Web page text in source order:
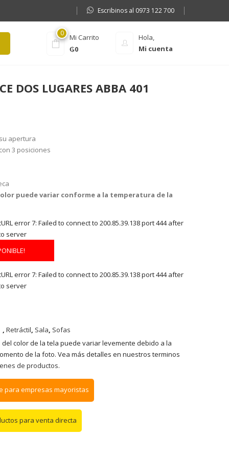
Escribinos al 0973 122 700
Hola,
Mi cuenta
0
Mi Carrito
₲0
DOS LUGARES ABBA 401
apertura
3 posiciones
puede variar conforme a la temperatura de la
error 7: Failed to connect to 200.85.39.138 port 444 after
server
error 7: Failed to connect to 200.85.39.138 port 444 after
server
, Retráctil, Sala, Sofas
color de la tela puede variar levemente debido a la
de la foto. Vea más detalles en nuestros terminos
de productos.
para empresas mayoristas
para venta directa